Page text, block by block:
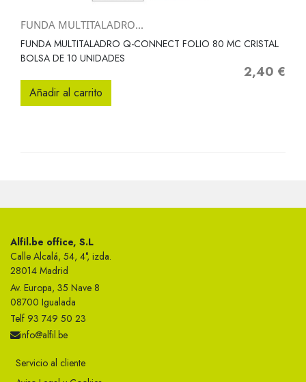
FUNDA MULTITALADRO...
FUNDA MULTITALADRO Q-CONNECT FOLIO 80 MC CRISTAL
BOLSA DE 10 UNIDADES
Precio
2,40 €
Añadir al carrito
Alfil.be office, S.L
Calle Alcalá, 54, 4°, izda.
28014 Madrid
Av. Europa, 35 Nave 8
08700 Igualada
Telf 93 749 50 23
info@alfil.be
Servicio al cliente